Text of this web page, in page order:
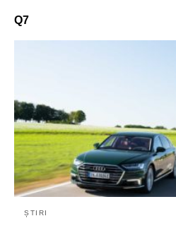
Q7
ȘTIRI